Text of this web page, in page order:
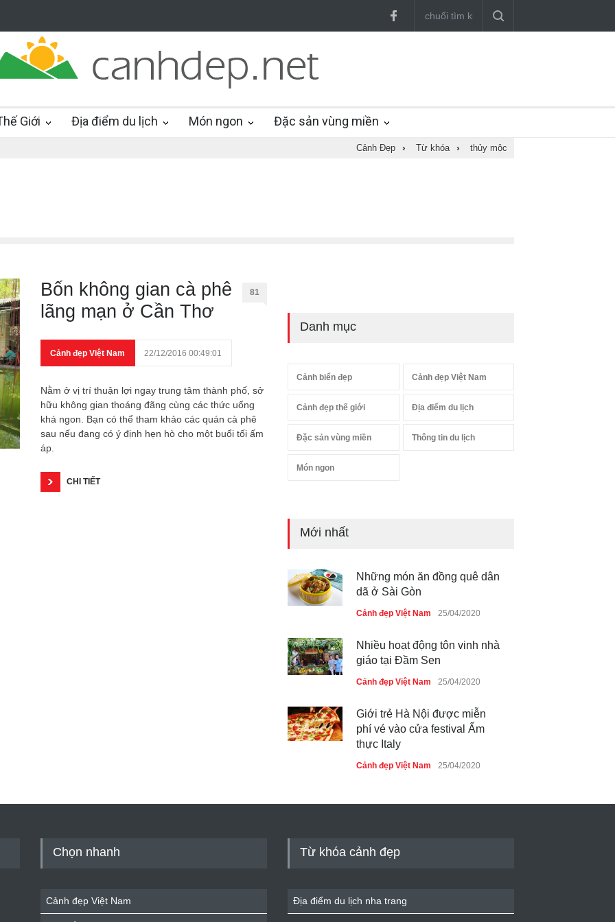
Giới Địa điểm du lịch Món ngon Đặc sản vùng miền
Cảnh Đẹp › Từ khóa › thủy mộc
Bốn không gian cà phê
lãng mạn ở Cần Thơ
81
Cảnh đẹp Việt Nam 22/12/2016 00:49:01
Nằm ở vị trí thuận lợi ngay trung tâm thành phố, sở
hữu không gian thoáng đãng cùng các thức uống
khá ngon. Bạn có thể tham khảo các quán cà phê
sau nếu đang có ý định hẹn hò cho một buổi tối ấm
áp.
CHI TIẾT
Danh mục
Cảnh biển đẹp Cảnh đẹp Việt Nam
Cảnh đẹp thế giới Địa điểm du lịch
Đặc sản vùng miền Thông tin du lịch
Món ngon
Mới nhất
Những món ăn đồng quê dân
dã ở Sài Gòn
Cảnh đẹp Việt Nam 25/04/2020
Nhiều hoạt động tôn vinh nhà
giáo tại Đầm Sen
Cảnh đẹp Việt Nam 25/04/2020
Giới trẻ Hà Nội được miễn
phí vé vào cửa festival Ẩm
thực Italy
Cảnh đẹp Việt Nam 25/04/2020
Cảnh đẹp Việt Nam
Chọn nhanh
Cảnh đẹp Việt Nam
Từ khóa cảnh đẹp
Địa điểm du lịch nha trang